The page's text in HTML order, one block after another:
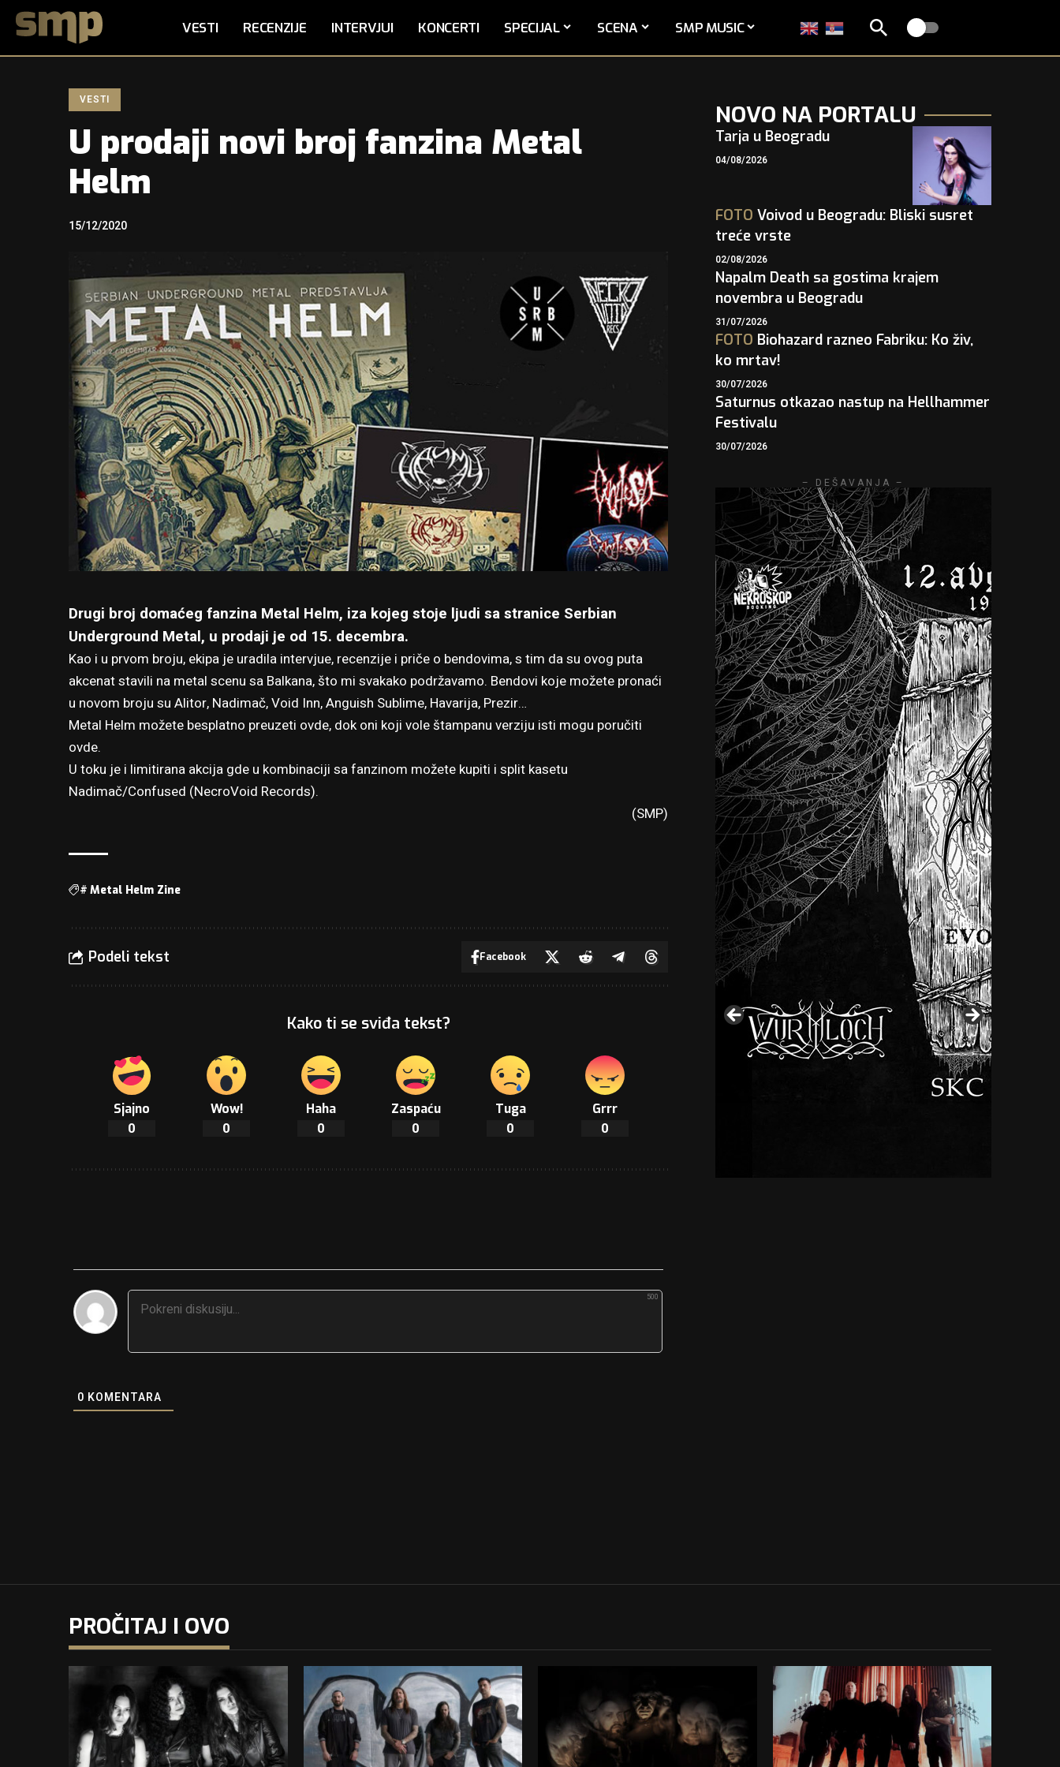
VESTI RECENZIJE INTERVJUI KONCERTI SPECIJAL SCENA SMP MUSIC
VESTI
U prodaji novi broj fanzina Metal
Helm
15/12/2020
Drugi broj domaćeg fanzina Metal Helm, iza kojeg stoje ljudi sa stranice Serbian
Underground Metal, u prodaji je od 15. decembra.
Kao i u prvom broju, ekipa je uradila intervjue, recenzije i priče o bendovima, s tim da su ovog puta
akcenat stavili na metal scenu sa Balkana, što mi svakako podržavamo. Bendovi koje možete pronaći
u novom broju su Alitor, Nadimač, Void Inn, Anguish Sublime, Havarija, Prezir…
Metal Helm možete besplatno preuzeti ovde, dok oni koji vole štampanu verziju isti mogu poručiti
ovde.
U toku je i limitirana akcija gde u kombinaciji sa fanzinom možete kupiti i split kasetu
Nadimač/Confused (NecroVoid Records).
(SMP)
# Metal Helm Zine
Podeli tekst Facebook
Kako ti se sviđa tekst?
Sjajno
0
Wow!
0
Haha
0
Zaspaću
0
Tuga
0
Grrr
0
500
0 KOMENTARA
NOVO NA PORTALU
Tarja u Beogradu
04/08/2026
FOTO Voivod u Beogradu: Bliski susret
treće vrste
02/08/2026
Napalm Death sa gostima krajem
novembra u Beogradu
31/07/2026
FOTO Biohazard razneo Fabriku: Ko živ,
ko mrtav!
30/07/2026
Saturnus otkazao nastup na Hellhammer
Festivalu
30/07/2026
– DEŠAVANJA –
PROČITAJ I OVO